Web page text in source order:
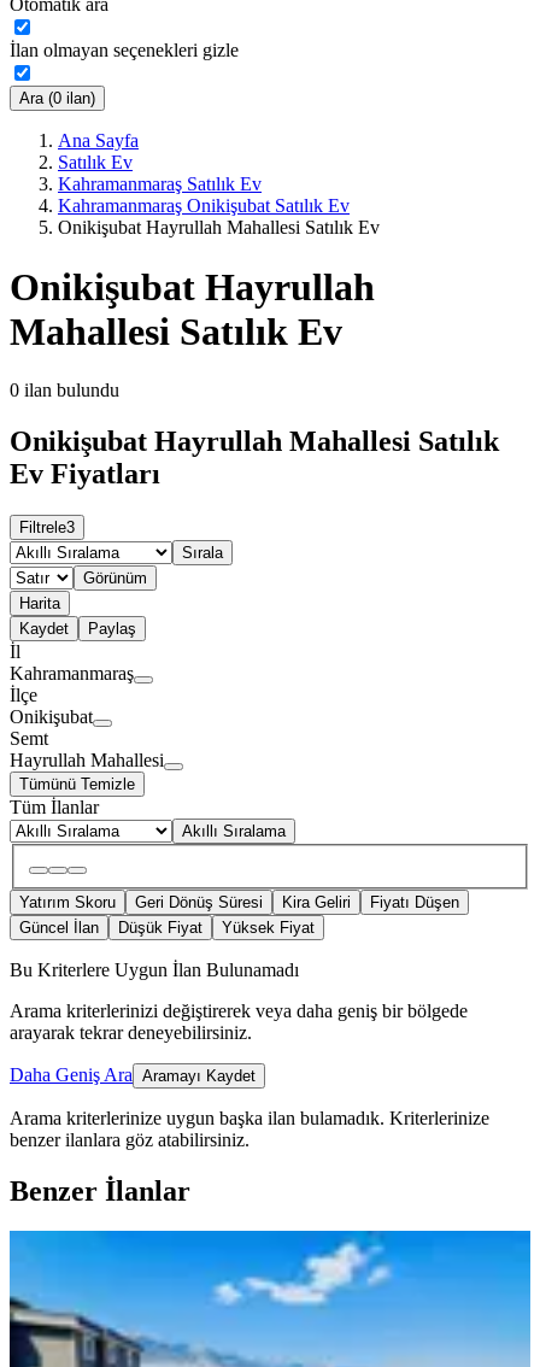
Otomatik ara
İlan olmayan seçenekleri gizle
Ara (0 ilan)
Ana Sayfa
Satılık Ev
Kahramanmaraş Satılık Ev
Kahramanmaraş Onikişubat Satılık Ev
Onikişubat Hayrullah Mahallesi Satılık Ev
Onikişubat Hayrullah
Mahallesi Satılık Ev
0 ilan bulundu
Onikişubat Hayrullah Mahallesi Satılık
Ev Fiyatları
Filtrele3
Sırala
Görünüm
Harita
Kaydet
Paylaş
İl
Kahramanmaraş
İlçe
Onikişubat
Semt
Hayrullah Mahallesi
Tümünü Temizle
Tüm İlanlar
Akıllı Sıralama
Yatırım Skoru Geri Dönüş Süresi Kira Geliri
Fiyatı Düşen
Güncel İlan
Düşük Fiyat Yüksek Fiyat
Bu Kriterlere Uygun İlan Bulunamadı
Arama kriterlerinizi değiştirerek veya daha geniş bir bölgede
arayarak tekrar deneyebilirsiniz.
Daha Geniş Ara Aramayı Kaydet
Arama kriterlerinize uygun başka ilan bulamadık. Kriterlerinize
benzer ilanlara göz atabilirsiniz.
Benzer İlanlar
Doğruev'den Site İçerisinde Muhteşem
Manzaralı Satılık 5+1 Daire
Onikişubat, Ağcalı Mahallesi